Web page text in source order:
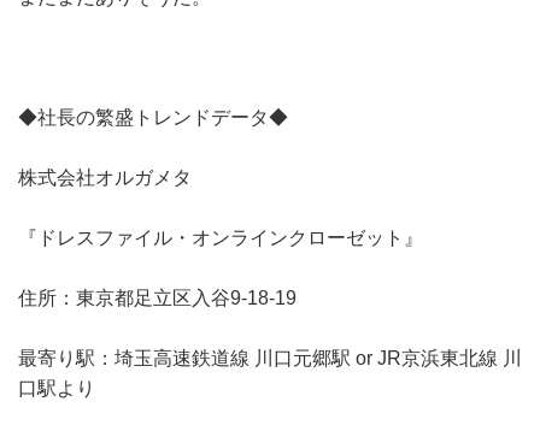
◆社長の繁盛トレンドデータ◆
株式会社オルガメタ
『ドレスファイル・オンラインクローゼット』
住所：東京都足立区入谷9-18-19
最寄り駅：埼玉高速鉄道線 川口元郷駅 or JR京浜東北線 川
口駅より